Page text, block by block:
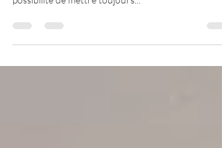
compassion et de la paix, je souhaite vous offrir la
possibilité de mettre toujours...